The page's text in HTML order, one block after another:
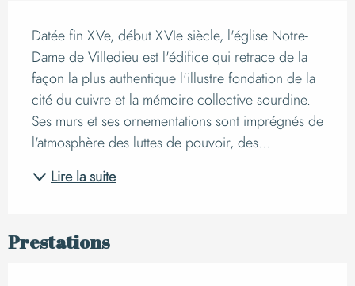
Description
Datée fin XVe, début XVIe siècle, l'église Notre-
Dame de Villedieu est l'édifice qui retrace de la
façon la plus authentique l'illustre fondation de la
cité du cuivre et la mémoire collective sourdine.
Ses murs et ses ornementations sont imprégnés de
l'atmosphère des luttes de pouvoir, des...
Lire la suite
Prestations